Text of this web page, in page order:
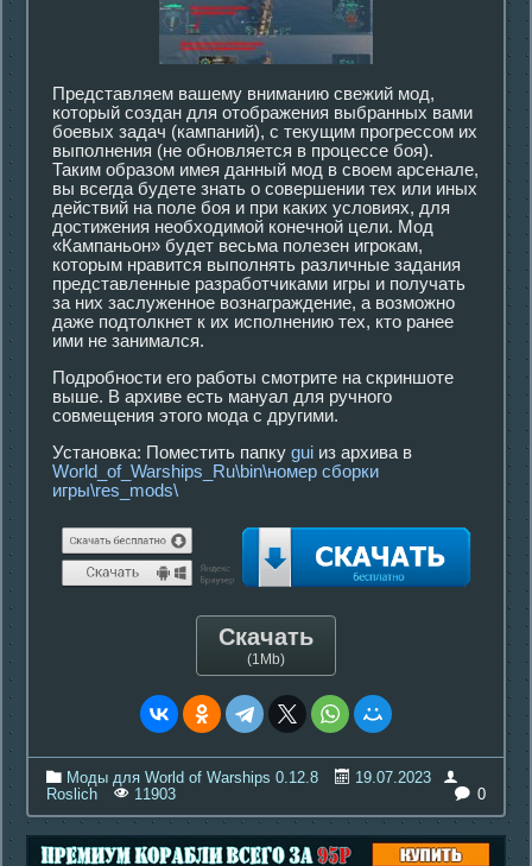
Представляем вашему вниманию свежий мод,
который создан для отображения выбранных вами
боевых задач (кампаний), с текущим прогрессом их
выполнения (не обновляется в процессе боя).
Таким образом имея данный мод в своем арсенале,
вы всегда будете знать о совершении тех или иных
действий на поле боя и при каких условиях, для
достижения необходимой конечной цели. Мод
«Кампаньон» будет весьма полезен игрокам,
которым нравится выполнять различные задания
представленные разработчиками игры и получать
за них заслуженное вознаграждение, а возможно
даже подтолкнет к их исполнению тех, кто ранее
ими не занимался.
Подробности его работы смотрите на скриншоте
выше. В архиве есть мануал для ручного
совмещения этого мода с другими.
Установка: Поместить папку gui из архива в
World_of_Warships_Ru\bin\номер сборки
игры\res_mods\
Скачать
(1Mb)
Моды для World of Warships 0.12.8
19.07.2023
Roslich
11903 0